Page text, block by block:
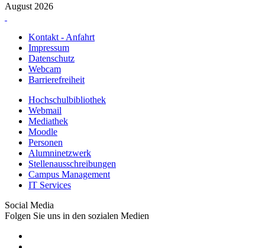
August 2026
Kontakt - Anfahrt
Impressum
Datenschutz
Webcam
Barrierefreiheit
Hochschulbibliothek
Webmail
Mediathek
Moodle
Personen
Alumninetzwerk
Stellenausschreibungen
Campus Management
IT Services
Social Media
Folgen Sie uns in den sozialen Medien